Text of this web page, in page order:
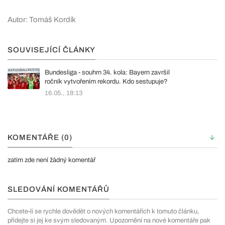
Autor: Tomáš Kordík
SOUVISEJÍCÍ ČLÁNKY
Bundesliga - souhrn 34. kola: Bayern završil
ročník vytvořením rekordu. Kdo sestupuje?
16.05., 18:13
KOMENTÁŘE (0)
zatím zde není žádný komentář
SLEDOVÁNÍ KOMENTÁŘŮ
Chcete-li se rychle dovědět o nových komentářích k tomuto článku,
přidejte si jej ke svým sledovaným. Upozornění na nové komentáře pak